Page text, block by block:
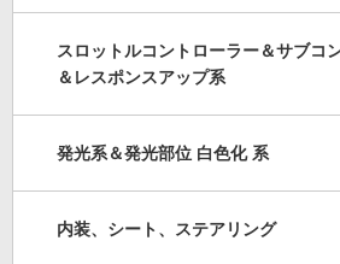
スロットルコントローラー＆サブコ
＆レスポンスアップ系
発光系＆発光部位 白色化 系
内装、シート、ステアリング